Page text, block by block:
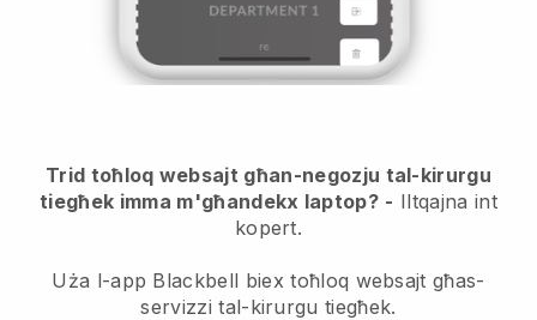
Trid toħloq websajt għan-negozju tal-kirurgu
tiegħek imma m'għandekx laptop? - Iltqajna int
kopert.
Uża l-app Blackbell biex toħloq websajt għas-
servizzi tal-kirurgu tiegħek.